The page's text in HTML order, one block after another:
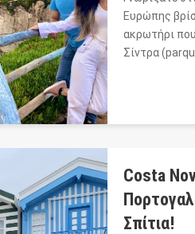
Ευρώπης
ακρωτήρι
Σίντρα
Costa
Σπίτια!